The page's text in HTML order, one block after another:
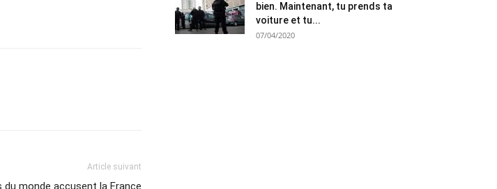
Article suivant
du monde accusent la France
bien. Maintenant, tu prends ta
voiture et tu...
07/04/2020